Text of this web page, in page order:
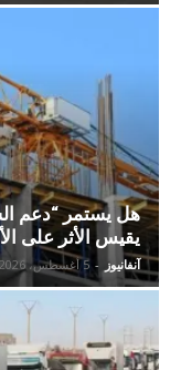
يقيس الأثر على
آنفانيوز - 5 أغسطس، 2026